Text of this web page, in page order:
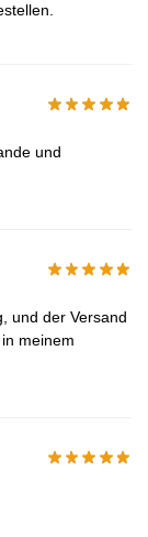
und
und der Versand
meinem